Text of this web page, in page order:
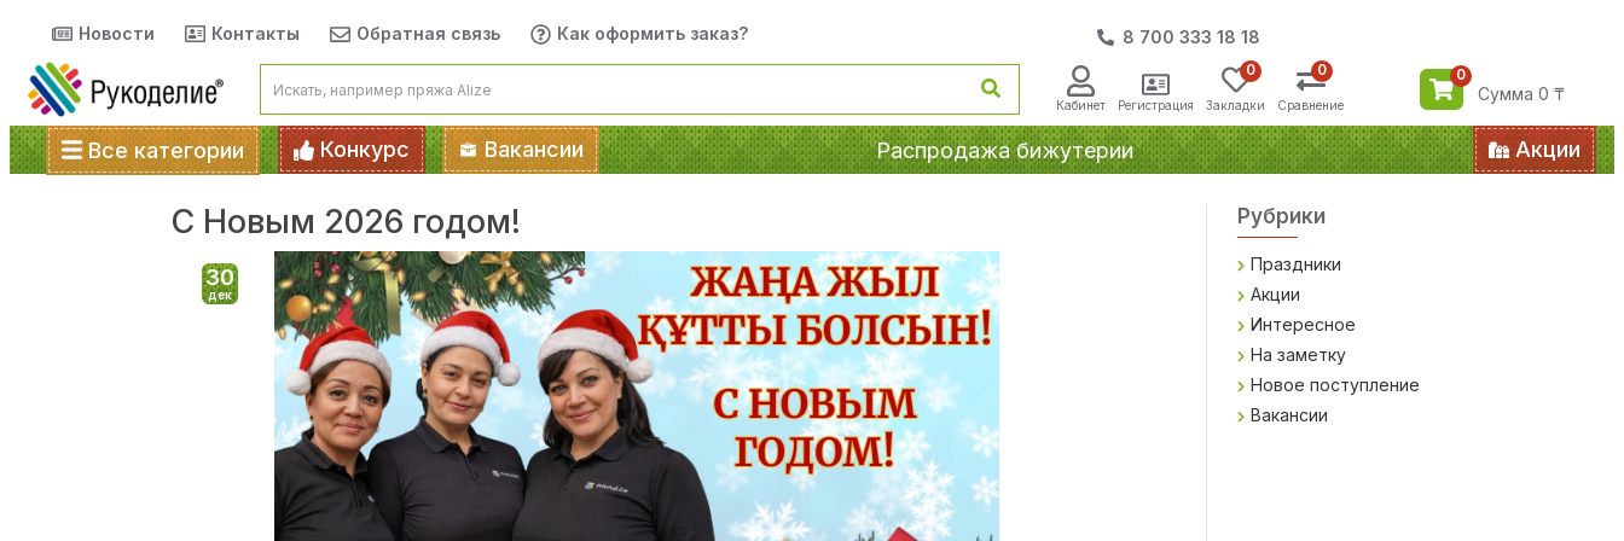
Новости Контакты Обратная связь Как оформить заказ? 8 700 333 18 18
Кабинет Регистрация Закладки
0
Сравнение
0 0
Сумма 0 ₸
Все категории Конкурс Вакансии Распродажа бижутерии Акции
С Новым 2026 годом!
30
дек
Рубрики
Праздники
Акции
Интересное
На заметку
Новое поступление
Вакансии